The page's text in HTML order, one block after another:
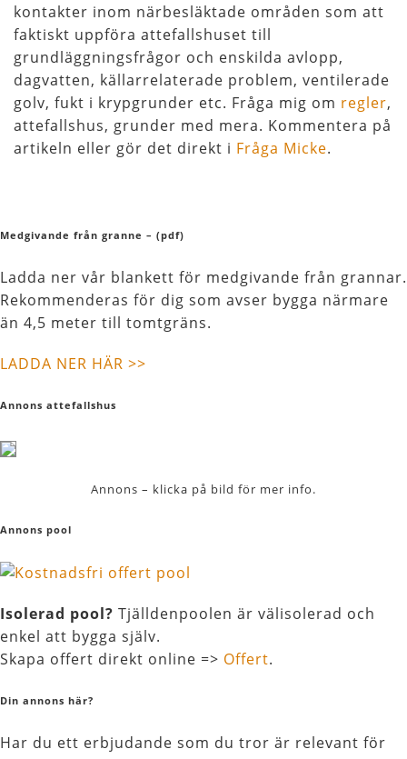
kontakter inom närbesläktade områden som att
faktiskt uppföra attefallshuset till
grundläggningsfrågor och enskilda avlopp,
dagvatten, källarrelaterade problem, ventilerade
golv, fukt i krypgrunder etc. Fråga mig om regler,
attefallshus, grunder med mera. Kommentera på
artikeln eller gör det direkt i Fråga Micke.
Medgivande från granne – (pdf)
Ladda ner vår blankett för medgivande från grannar.
Rekommenderas för dig som avser bygga närmare
än 4,5 meter till tomtgräns.
LADDA NER HÄR >>
Annons attefallshus
Annons – klicka på bild för mer info.
Annons pool
Isolerad pool? Tjälldenpoolen är välisolerad och
enkel att bygga själv.
Skapa offert direkt online => Offert.
Din annons här?
Har du ett erbjudande som du tror är relevant för